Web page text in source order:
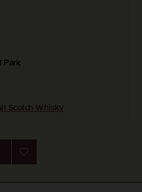
Park
Scotch Whisky